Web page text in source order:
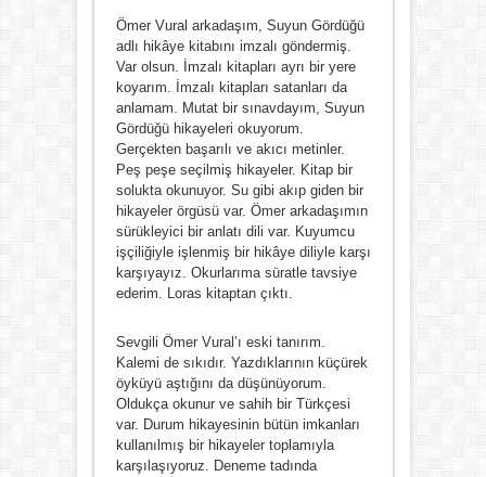
Ömer Vural arkadaşım, Suyun Gördüğü
adlı hikâye kitabını imzalı göndermiş.
Var olsun. İmzalı kitapları ayrı bir yere
koyarım. İmzalı kitapları satanları da
anlamam. Mutat bir sınavdayım, Suyun
Gördüğü hikayeleri okuyorum.
Gerçekten başarılı ve akıcı metinler.
Peş peşe seçilmiş hikayeler. Kitap bir
solukta okunuyor. Su gibi akıp giden bir
hikayeler örgüsü var. Ömer arkadaşımın
sürükleyici bir anlatı dili var. Kuyumcu
işçiliğiyle işlenmiş bir hikâye diliyle karşı
karşıyayız. Okurlarıma süratle tavsiye
ederim. Loras kitaptan çıktı.
Sevgili Ömer Vural’ı eski tanırım.
Kalemi de sıkıdır. Yazdıklarının küçürek
öyküyü aştığını da düşünüyorum.
Oldukça okunur ve sahih bir Türkçesi
var. Durum hikayesinin bütün imkanları
kullanılmış bir hikayeler toplamıyla
karşılaşıyoruz. Deneme tadında